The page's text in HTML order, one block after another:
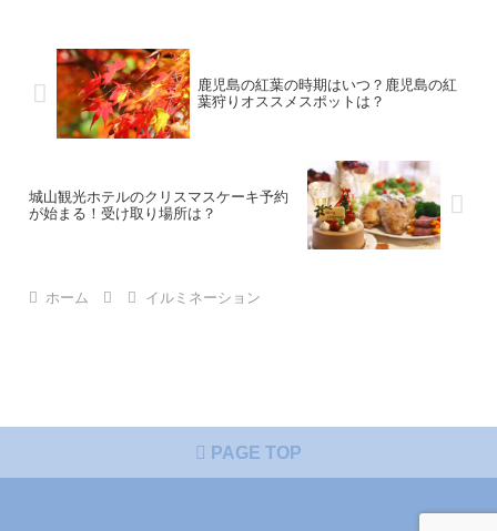
鹿児島の紅葉の時期はいつ？鹿児島の紅
葉狩りオススメスポットは？
城山観光ホテルのクリスマスケーキ予約
が始まる！受け取り場所は？
ホーム イルミネーション
PAGE TOP